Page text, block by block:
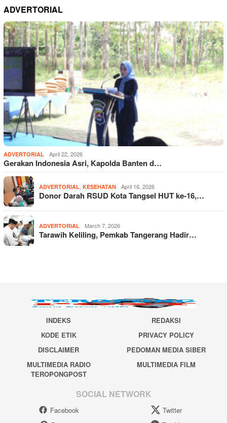
ADVERTORIAL
ADVERTORIAL April 22, 2026
Gerakan Indonesia Asri, Kapolda Banten d…
ADVERTORIAL KESEHATAN April 16, 2026
Donor Darah RSUD Kota Tangsel HUT ke-16,…
ADVERTORIAL March 7, 2026
Tarawih Keliling, Pemkab Tangerang Hadir…
INDEKS
REDAKSI
KODE ETIK
PRIVACY POLICY
DISCLAIMER
PEDOMAN MEDIA SIBER
MULTIMEDIA RADIO
TEROPONGPOST
MULTIMEDIA FILM
SOCIAL NETWORK
Facebook
Twitter